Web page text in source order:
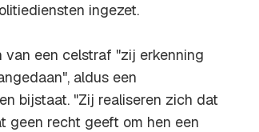
ingezet.
een celstraf "zij erkenning
aldus een
bijstaat. "Zij realiseren zich dat
geen recht geeft om hen een